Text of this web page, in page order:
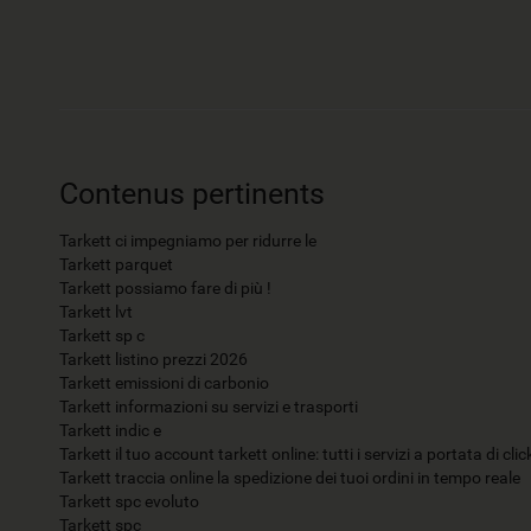
Contenus pertinents
Tarkett ci impegniamo per ridurre le
Tarkett parquet
Tarkett possiamo fare di più !
Tarkett lvt
Tarkett sp c
Tarkett listino prezzi 2026
Tarkett emissioni di carbonio
Tarkett informazioni su servizi e trasporti
Tarkett indic e
Tarkett il tuo account tarkett online: tutti i servizi a portata di
Tarkett traccia online la spedizione dei tuoi ordini in tempo reale
Tarkett spc evoluto
Tarkett spc